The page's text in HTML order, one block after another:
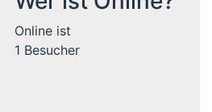
Online ist
1 Besucher